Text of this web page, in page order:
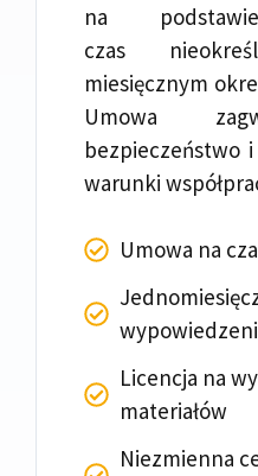
na
czas
miesięcznym
Umowa
bezpieczeństwo
warunki
Umowa na
Licencja na
materiałów
Niezmienna